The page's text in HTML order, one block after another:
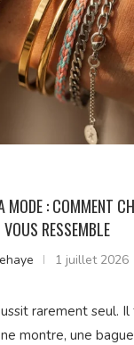
MODE : COMMENT
RESSEMBLE
1 juillet 2026
rarement seul.
montre, une